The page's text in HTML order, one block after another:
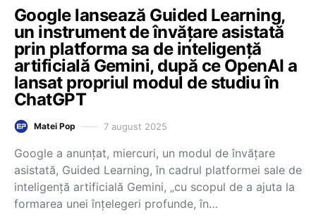
Google lansează Guided Learning,
un instrument de învățare asistată
prin platforma sa de inteligență
artificială Gemini, după ce OpenAI a
lansat propriul modul de studiu în
ChatGPT
Matei Pop 7 august 2025
Google a anunțat, miercuri, un modul de învățare
asistată, Guided Learning, în cadrul platformei sale de
inteligență artificială Gemini, „cu scopul de a ajuta la
formarea unei înțelegeri profunde, în…